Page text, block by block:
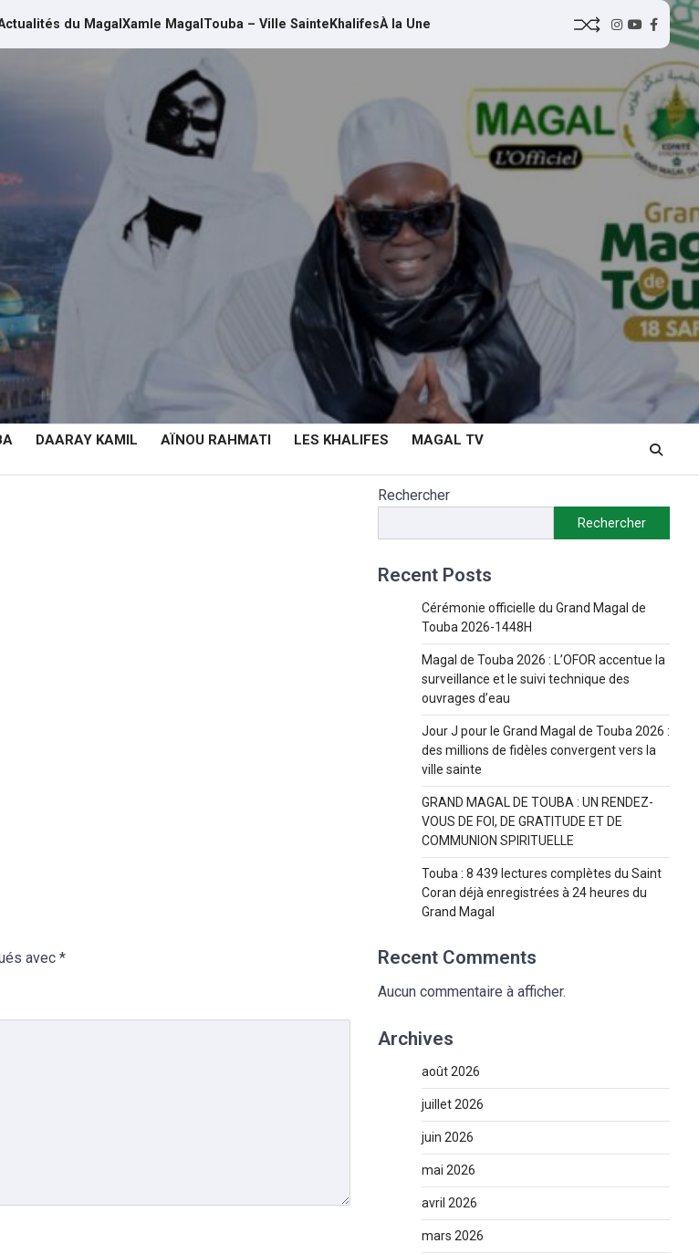
du Magal Xamle Magal Touba – Ville Sainte KhalifesÀ la Une
DAARAY KAMIL AÏNOU RAHMATI LES KHALIFES
MAGAL TV
avec *
Rechercher
Rechercher
Recent Posts
Cérémonie officielle du Grand Magal de
Touba 2026-1448H
Magal de Touba 2026 : L’OFOR accentue la
surveillance et le suivi technique des
ouvrages d’eau
Jour J pour le Grand Magal de Touba 2026 :
des millions de fidèles convergent vers la
ville sainte
GRAND MAGAL DE TOUBA : UN RENDEZ-
VOUS DE FOI, DE GRATITUDE ET DE
COMMUNION SPIRITUELLE
Touba : 8 439 lectures complètes du Saint
Coran déjà enregistrées à 24 heures du
Grand Magal
Recent Comments
Aucun commentaire à afficher.
Archives
août 2026
juillet 2026
juin 2026
mai 2026
avril 2026
mars 2026